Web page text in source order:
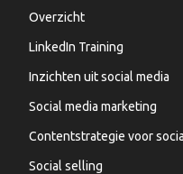
Overzicht
LinkedIn Training
Inzichten uit social media
Social media marketing
Contentstrategie voor
Social selling